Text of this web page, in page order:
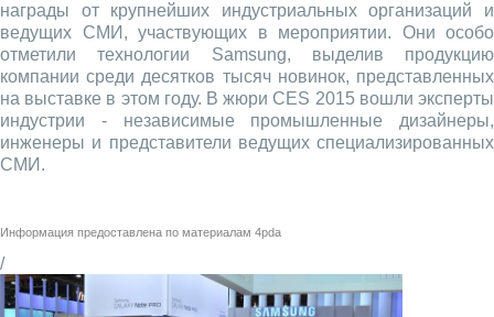
награды от крупнейших индустриальных организаций и
ведущих СМИ, участвующих в мероприятии. Они особо
отметили технологии Samsung, выделив продукцию
компании среди десятков тысяч новинок, представленных
на выставке в этом году. В жюри CES 2015 вошли эксперты
индустрии - независимые промышленные дизайнеры,
инженеры и представители ведущих специализированных
СМИ.
Информация предоставлена по материалам 4pda
/